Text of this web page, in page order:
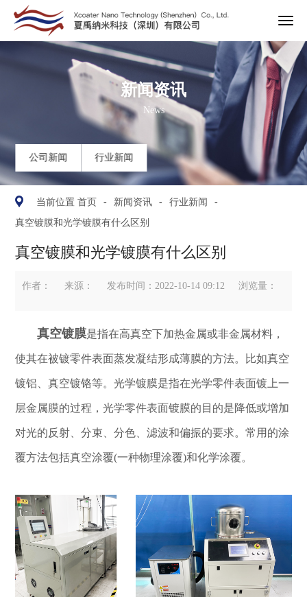




新闻资讯
News
公司新闻 行业新闻
当前位置 首页 - 新闻资讯 - 行业新闻
-
真空镀膜和光学镀膜有什么区别
真空镀膜和光学镀膜有什么区别
作者： 来源： 发布时间：2022-10-14 09:12 浏览量：
真空镀膜是指在高真空下加热金属或非金属材料，
使其在被镀零件表面蒸发凝结形成薄膜的方法。比如真空
镀铝、真空镀铬等。光学镀膜是指在光学零件表面镀上一
层金属膜的过程，光学零件表面镀膜的目的是降低或增加
对光的反射、分束、分色、滤波和偏振的要求。常用的涂
覆方法包括真空涂覆(一种物理涂覆)和化学涂覆。